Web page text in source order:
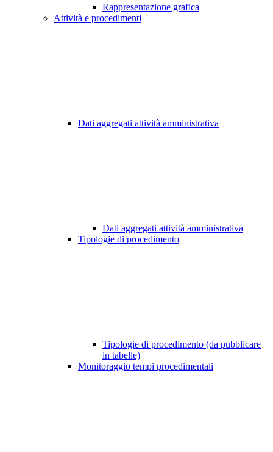
Rappresentazione grafica
Attività e procedimenti
Dati aggregati attività amministrativa
Dati aggregati attività amministrativa
Tipologie di procedimento
Tipologie di procedimento (da pubblicare
in tabelle)
Monitoraggio tempi procedimentali